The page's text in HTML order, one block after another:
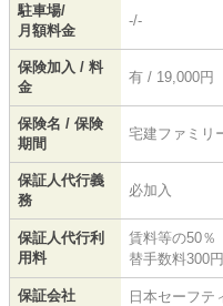
駐車場/
月額料金
-/-
保険加入 / 料
金
有 / 19,000円
保険名 / 保険
期間
宅建ファミリ
保証人代行義
務
必加入
保証人代行利
用料
賃料等の50％
替手数料300
保証会社 日本セーフテ